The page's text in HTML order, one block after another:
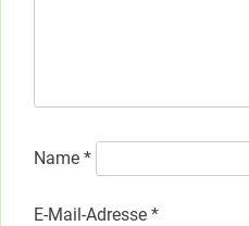
Name *
E-Mail-Adresse *